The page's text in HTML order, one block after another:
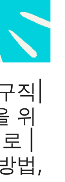
직|
위
|
법,